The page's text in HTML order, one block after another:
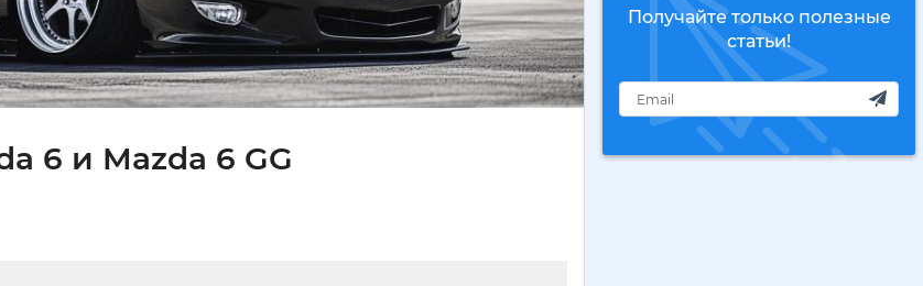
Получайте только полезные
статьи!
6 и Mazda 6 GG